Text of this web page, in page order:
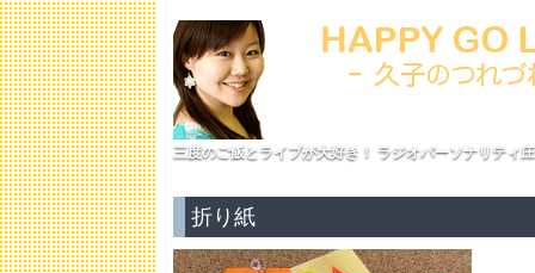
三度のご飯とライブが大好き！ ラジオパーソナリティ
折り紙